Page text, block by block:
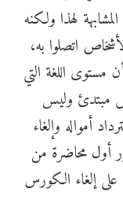
لهذا ولكنه
اتصلوا به،
مستوى اللغة التي
مبتدئ وليس
أمواله وإلغاء
أول محاضرة من
إلغاء الكورس